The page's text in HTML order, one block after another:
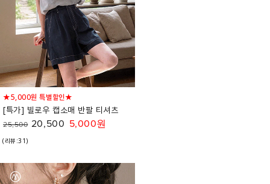
★5,000원 특별할인★
[특가] 빌로우 캡소매 반팔 티셔츠
25,500 20,500 5,000원
(리뷰:31)